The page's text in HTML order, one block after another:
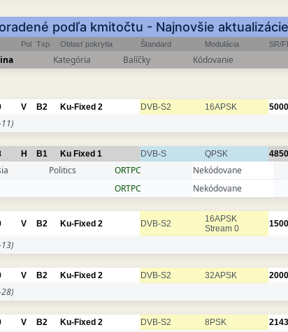
podľa kmitočtu - Najnovšie
Pol Txp Oblasť pokrytia Štandard Modulácia SR/
Kategória Balíčky Kódovanie
V B2 Ku-Fixed 2 DVB-S2 16APSK 5000
H B1 Ku Fixed 1 DVB-S QPSK 4850
Politics ORTPC Nekódovane
ORTPC Nekódovane
V B2 Ku-Fixed 2 DVB-S2
16APSK
Stream 0
1500
V B2 Ku-Fixed 2 DVB-S2 32APSK 2000
V B2 Ku-Fixed 2 DVB-S2 8PSK 2143